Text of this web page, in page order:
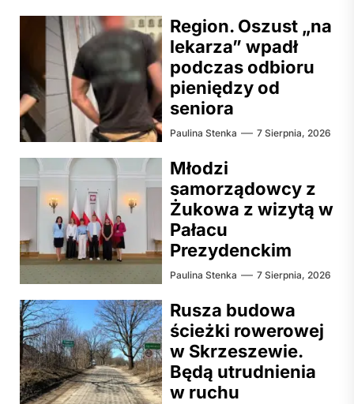
Region. Oszust „na
lekarza” wpadł
podczas odbioru
pieniędzy od
seniora
Paulina Stenka 7 Sierpnia, 2026
Młodzi
samorządowcy z
Żukowa z wizytą w
Pałacu
Prezydenckim
Paulina Stenka 7 Sierpnia, 2026
Rusza budowa
ścieżki rowerowej
w Skrzeszewie.
Będą utrudnienia
w ruchu